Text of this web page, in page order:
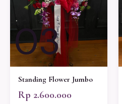
03
Standing Flower Jumbo
Rp 2.600.000